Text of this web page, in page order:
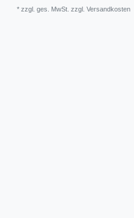
* zzgl. ges. MwSt. zzgl. Versandkosten